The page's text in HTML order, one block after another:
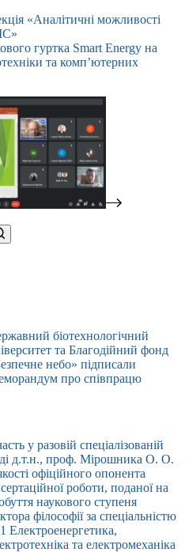
«Аналітичні можливості
гуртка Smart Energy на
та комп’ютерних
біотехнологічний
та Благодійний фонд
небо» підписали
про співпрацю
у разовій спеціалізованій
д.т.н., проф. Мірошника О. О.
офіційного опонента
роботи, поданої на
наукового ступеня
філософії за спеціальністю
Електроенергетика,
та електромеханіка